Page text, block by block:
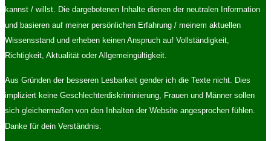
kannst / willst. Die dargebotenen Inhalte dienen der neutralen Information
und basieren auf meiner persönlichen Erfahrung / meinem aktuellen
Wissensstand und erheben keinen Anspruch auf Vollständigkeit,
Richtigkeit, Aktualität oder Allgemeingültigkeit.
Aus Gründen der besseren Lesbarkeit gender ich die Texte nicht. Dies
impliziert keine Geschlechterdiskriminierung, Frauen und Männer sollen
sich gleichermaßen von den Inhalten der Website angesprochen fühlen.
Danke für dein Verständnis.